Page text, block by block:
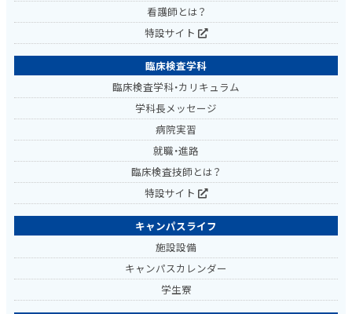
看護師とは？
特設サイト
臨床検査学科
臨床検査学科・カリキュラム
学科長メッセージ
病院実習
就職・進路
臨床検査技師とは？
特設サイト
キャンパスライフ
施設設備
キャンパスカレンダー
学生寮